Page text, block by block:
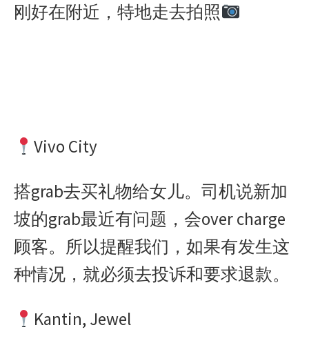
刚好在附近，特地走去拍照
Vivo City
搭grab去买礼物给女儿。司机说新加
坡的grab最近有问题，会over charge
顾客。所以提醒我们，如果有发生这
种情况，就必须去投诉和要求退款。
Kantin, Jewel